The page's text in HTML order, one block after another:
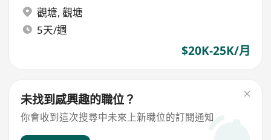
觀塘, 觀塘
5天/週
$20K-25K/月
未找到感興趣的職位？
你會收到這次搜尋中未來上新職位的訂閱通知